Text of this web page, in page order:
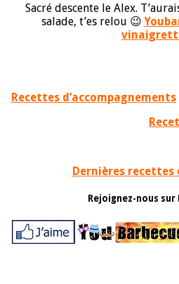
Sacré descente le Alex.
salade, t’es relou 😉
Recettes d’accompagnements
Dernières recettes
Rejoignez-nous sur